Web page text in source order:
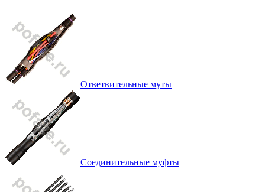
Ответвительные муты
Соединительные муфты